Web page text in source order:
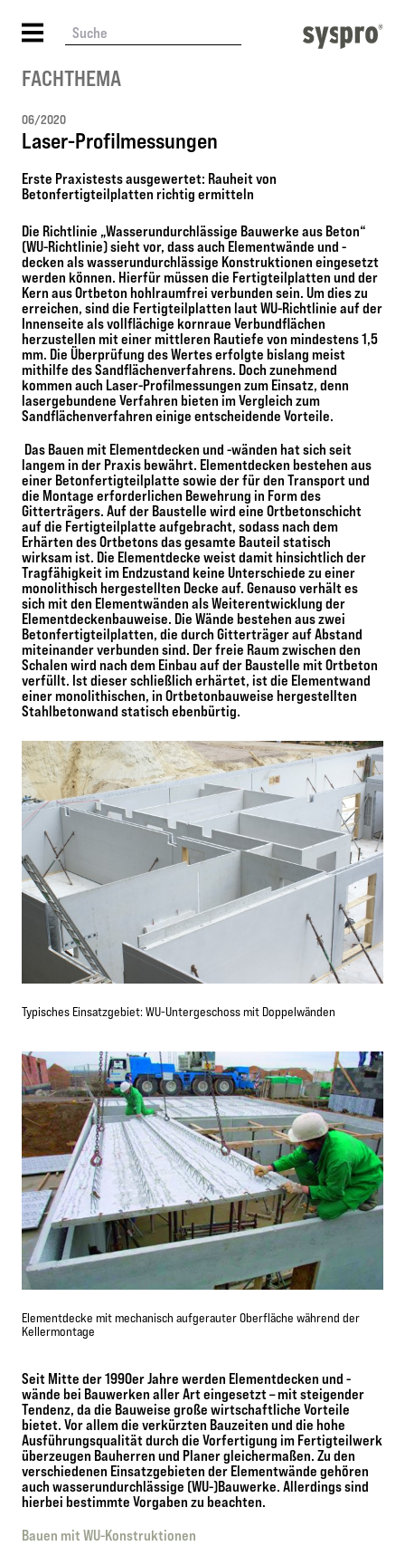
FACHTHEMA
06/2020
Laser-Profilmessungen
Erste Praxistests ausgewertet: Rauheit von
Betonfertigteilplatten richtig ermitteln
Die Richtlinie „Wasserundurchlässige Bauwerke aus Beton“
(WU-Richtlinie) sieht vor, dass auch Elementwände und -
decken als wasserundurchlässige Konstruktionen eingesetzt
werden können. Hierfür müssen die Fertigteilplatten und der
Kern aus Ortbeton hohlraumfrei verbunden sein. Um dies zu
erreichen, sind die Fertigteilplatten laut WU-Richtlinie auf der
Innenseite als vollflächige kornraue Verbundflächen
herzustellen mit einer mittleren Rautiefe von mindestens 1,5
mm. Die Überprüfung des Wertes erfolgte bislang meist
mithilfe des Sandflächenverfahrens. Doch zunehmend
kommen auch Laser-Profilmessungen zum Einsatz, denn
lasergebundene Verfahren bieten im Vergleich zum
Sandflächenverfahren einige entscheidende Vorteile.
Das Bauen mit Elementdecken und -wänden hat sich seit
langem in der Praxis bewährt. Elementdecken bestehen aus
einer Betonfertigteilplatte sowie der für den Transport und
die Montage erforderlichen Bewehrung in Form des
Gitterträgers. Auf der Baustelle wird eine Ortbetonschicht
auf die Fertigteilplatte aufgebracht, sodass nach dem
Erhärten des Ortbetons das gesamte Bauteil statisch
wirksam ist. Die Elementdecke weist damit hinsichtlich der
Tragfähigkeit im Endzustand keine Unterschiede zu einer
monolithisch hergestellten Decke auf. Genauso verhält es
sich mit den Elementwänden als Weiterentwicklung der
Elementdeckenbauweise. Die Wände bestehen aus zwei
Betonfertigteilplatten, die durch Gitterträger auf Abstand
miteinander verbunden sind. Der freie Raum zwischen den
Schalen wird nach dem Einbau auf der Baustelle mit Ortbeton
verfüllt. Ist dieser schließlich erhärtet, ist die Elementwand
einer monolithischen, in Ortbetonbauweise hergestellten
Stahlbetonwand statisch ebenbürtig.
Typisches Einsatzgebiet: WU-Untergeschoss mit Doppelwänden
Elementdecke mit mechanisch aufgerauter Oberfläche während der
Kellermontage
Seit Mitte der 1990er Jahre werden Elementdecken und -
wände bei Bauwerken aller Art eingesetzt – mit steigender
Tendenz, da die Bauweise große wirtschaftliche Vorteile
bietet. Vor allem die verkürzten Bauzeiten und die hohe
Ausführungsqualität durch die Vorfertigung im Fertigteilwerk
überzeugen Bauherren und Planer gleichermaßen. Zu den
verschiedenen Einsatzgebieten der Elementwände gehören
auch wasserundurchlässige (WU-)Bauwerke. Allerdings sind
hierbei bestimmte Vorgaben zu beachten.
Bauen mit WU-Konstruktionen